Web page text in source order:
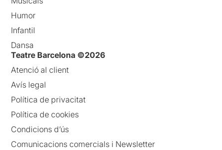
Humor
Infantil
Dansa
Teatre Barcelona ©2026
Atenció al client
Avís legal
Política de privacitat
Política de cookies
Condicions d’ús
Comunicacions comercials i Newsletter